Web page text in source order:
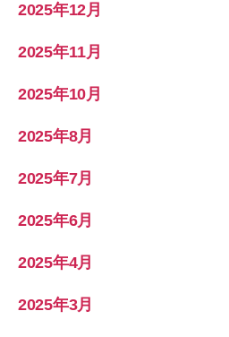
2025年12月
2025年11月
2025年10月
2025年8月
2025年7月
2025年6月
2025年4月
2025年3月